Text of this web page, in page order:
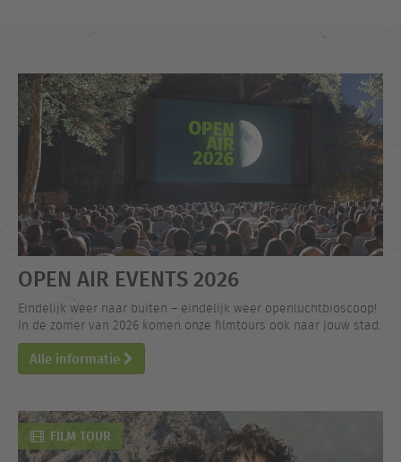
OPEN AIR EVENTS 2026
Eindelijk weer naar buiten – eindelijk weer openluchtbioscoop!
In de zomer van 2026 komen onze filmtours ook naar jouw stad.
Alle informatie
FILM TOUR